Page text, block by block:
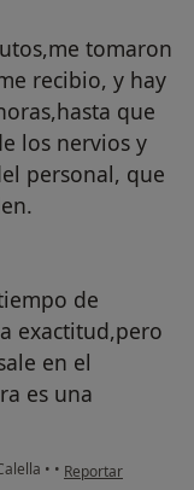
tomaron
recibio, y hay
que
los nervios y
personal, que
de
exactitud,pero
en el
es una
• • en opinión del
Reportar